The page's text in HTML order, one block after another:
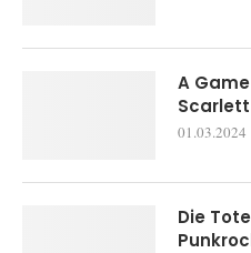
A
01.03.2024
Die